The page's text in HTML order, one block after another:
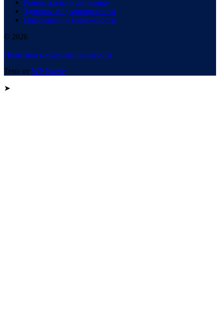
Рынок жилья в динамике
Здоровье под микроскопом
Инновации и возможности
© 2026
Политика конфиденциальности
Тема от WP Puzzle
➤